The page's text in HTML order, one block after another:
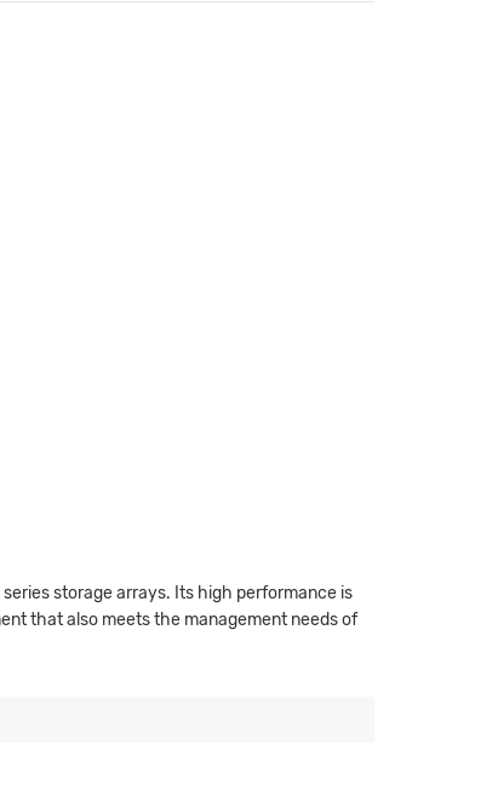
storage arrays. Its high performance is
that also meets the management needs of